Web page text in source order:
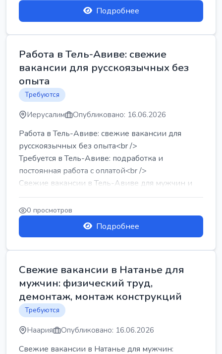
Подробнее
Работа в Тель-Авиве: свежие
вакансии для русскоязычных без
опыта
Требуются
Иерусалим Опубликовано: 16.06.2026
Работа в Тель-Авиве: свежие вакансии для
русскоязычных без опыта<br />
Требуется в Тель-Авиве: подработка и
постоянная работа с оплатой<br />
Свежие вакансии в Тель-Авиве для мужчин и
женщин от хозя...
0 просмотров
Подробнее
Свежие вакансии в Натанье для
мужчин: физический труд,
демонтаж, монтаж конструкций
Требуются
Наария Опубликовано: 16.06.2026
Свежие вакансии в Натанье для мужчин: